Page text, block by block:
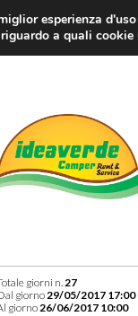
giorni n.27
giorno29/05/2017 17:00
giorno26/06/2017 10:00
esperienza
a quali